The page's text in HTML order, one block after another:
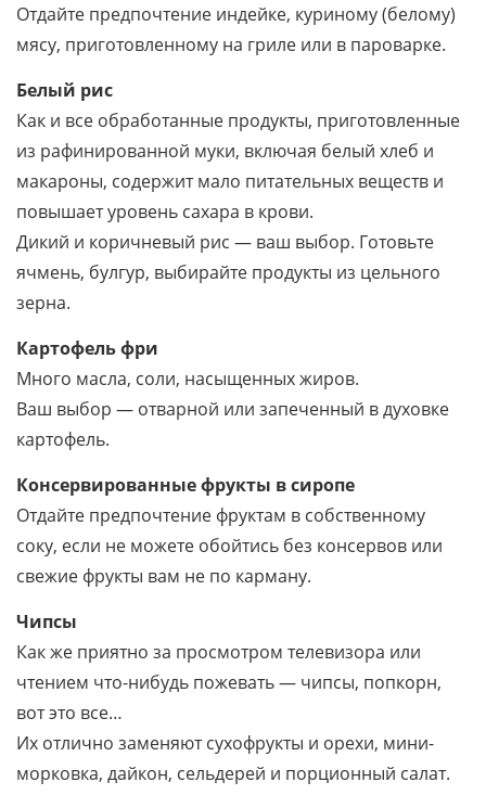
Отдайте предпочтение индейке, куриному (белому)
мясу, приготовленному на гриле или в пароварке.
Белый рис
Как и все обработанные продукты, приготовленные
из рафинированной муки, включая белый хлеб и
макароны, содержит мало питательных веществ и
повышает уровень сахара в крови.
Дикий и коричневый рис — ваш выбор. Готовьте
ячмень, булгур, выбирайте продукты из цельного
зерна.
Картофель фри
Много масла, соли, насыщенных жиров.
Ваш выбор — отварной или запеченный в духовке
картофель.
Консервированные фрукты в сиропе
Отдайте предпочтение фруктам в собственному
соку, если не можете обойтись без консервов или
свежие фрукты вам не по карману.
Чипсы
Как же приятно за просмотром телевизора или
чтением что-нибудь пожевать — чипсы, попкорн,
вот это все…
Их отлично заменяют сухофрукты и орехи, мини-
морковка, дайкон, сельдерей и порционный салат.